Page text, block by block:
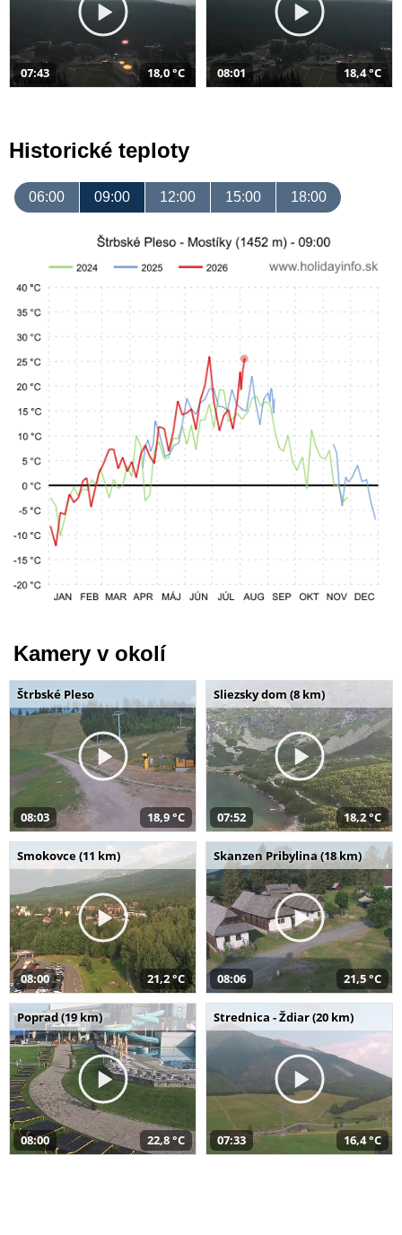
07:43 18,0 °C 08:01 18,4 °C
Historické teploty
06:00 09:00 12:00 15:00 18:00
Kamery v okolí
Štrbské Pleso
08:03 18,9 °C
Sliezsky dom (8 km)
07:52 18,2 °C
Smokovce (11 km)
08:00 21,2 °C
Skanzen Pribylina (18 km)
08:06 21,5 °C
Poprad (19 km)
08:00 22,8 °C
Strednica - Ždiar (20 km)
07:33 16,4 °C